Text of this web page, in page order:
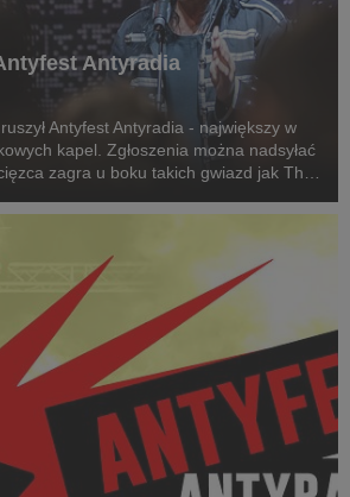
Antyradia
Antyfest Antyradia - największy w
kapel. Zgłoszenia można nadsyłać
zagra u boku takich gwiazd jak The